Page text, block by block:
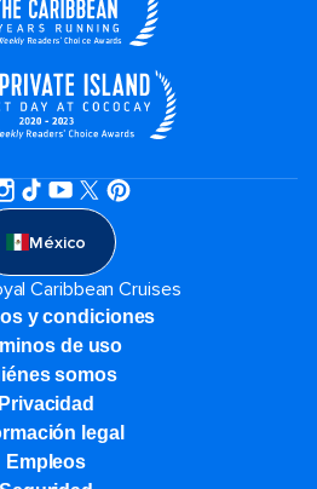
México
Caribbean Cruises
y condiciones
de uso
somos
Privacidad
legal
Empleos